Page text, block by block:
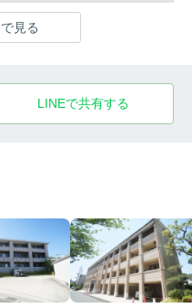
見る
LINEで共有する